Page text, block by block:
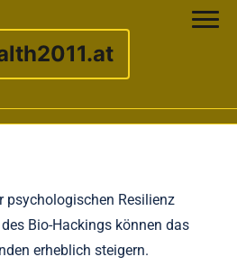
psychologischen Resilienz
Bio-Hackings können das
erheblich steigern.